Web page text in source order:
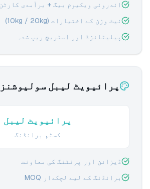
اندرونی ویکیوم بیگ + برآمدی کارٹن
نیٹ وزن کے اختیارات (10kg / 20kg)
پیلیٹائزڈ اور اسٹریچ ریپ شدہ
پرائیویٹ لیبل سولیوشنز
پرائیویٹ لیبل
کسٹم برانڈنگ
ڈیزائن اور پرنٹنگ کی معاونت
برانڈنگ کے لیے لچکدار MOQ